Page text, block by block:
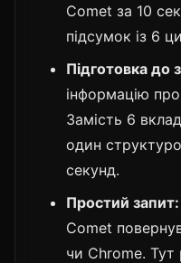
Comet за 10
підсумок із 6
Підготовка до
інформацію
Замість 6
один
секунд.
Простий запит:
Comet
чи Chrome. Тут